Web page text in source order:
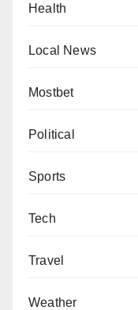
Health
Local News
Mostbet
Political
Sports
Tech
Travel
Weather